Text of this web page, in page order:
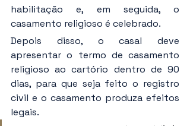
habilitação e, em seguida, o
casamento religioso é celebrado.
Depois disso, o casal deve
apresentar o termo de casamento
religioso ao cartório dentro de 90
dias, para que seja feito o registro
civil e o casamento produza efeitos
legais.